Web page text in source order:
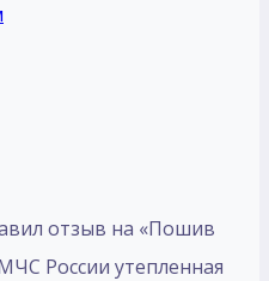
отзыв на «Пошив
России утепленная